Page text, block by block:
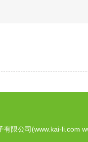
有限公司(www.kai-li.com